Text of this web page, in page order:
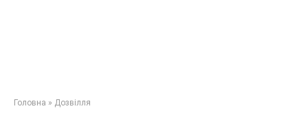
Головна » Дозвілля